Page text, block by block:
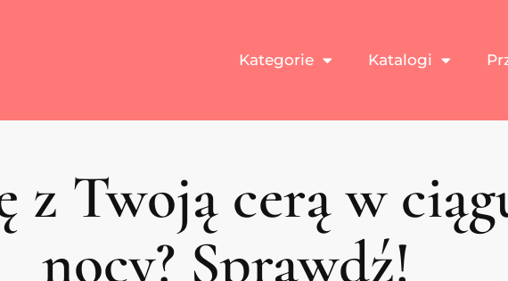
Kategorie Katalogi
z Twoją cerą w
nocy? Sprawdź!